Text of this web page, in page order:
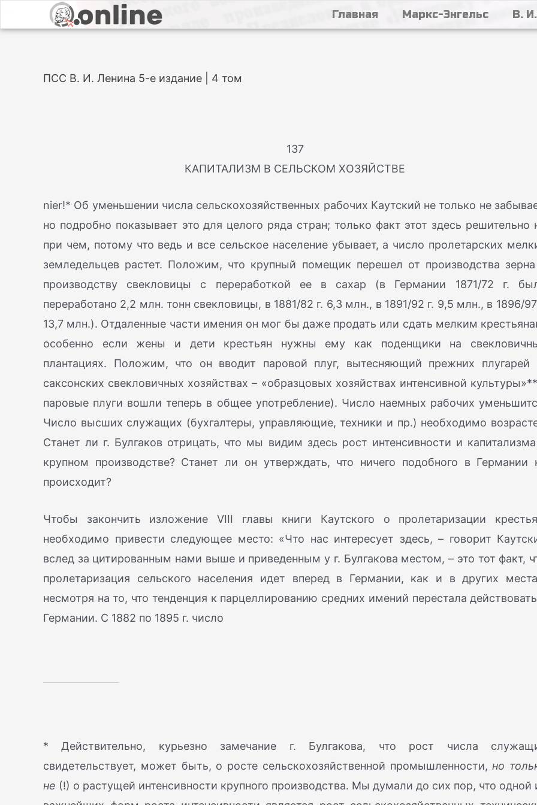
Главная Маркс-Энгельс В.
ПСС В. И. Ленина 5-е издание | 4 том
137
КАПИТАЛИЗМ В СЕЛЬСКОМ ХОЗЯЙСТВЕ
nier!* Об уменьшении числа сельскохозяйственных рабочих Каутский не только не
но подробно показывает это для целого ряда стран; только факт этот здесь решительно
при чем, потому что ведь и все сельское население убывает, а число пролетарских
земледельцев растет. Положим, что крупный помещик перешел от производства
производству свекловицы с переработкой ее в сахар (в Германии 1871/72 г.
переработано 2,2 млн. тонн свекловицы, в 1881/82 г. 6,3 млн., в 1891/92 г. 9,5 млн., в 1896/97
13,7 млн.). Отдаленные части имения он мог бы даже продать или сдать мелким
особенно если жены и дети крестьян нужны ему как поденщики на
плантациях. Положим, что он вводит паровой плуг, вытесняющий прежних плугарей
саксонских свекловичных хозяйствах – «образцовых хозяйствах интенсивной
паровые плуги вошли теперь в общее употребление). Число наемных рабочих
Число высших служащих (бухгалтеры, управляющие, техники и пр.) необходимо
Станет ли г. Булгаков отрицать, что мы видим здесь рост интенсивности и
крупном производстве? Станет ли он утверждать, что ничего подобного в Германии
происходит?
Чтобы закончить изложение VIII главы книги Каутского о пролетаризации
необходимо привести следующее место: «Что нас интересует здесь, – говорит
вслед за цитированным нами выше и приведенным у г. Булгакова местом, – это тот факт,
пролетаризация сельского населения идет вперед в Германии, как и в других
несмотря на то, что тенденция к парцеллированию средних имений перестала
Германии. С 1882 по 1895 г. число
* Действительно, курьезно замечание г. Булгакова, что рост числа
свидетельствует, может быть, о росте сельскохозяйственной промышленности,но
не (!) о растущей интенсивности крупного производства. Мы думали до сих пор, что одной